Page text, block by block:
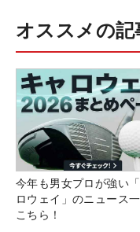
オススメの記
今年も男女プロが強い
ロウェイ」のニュース
こちら！